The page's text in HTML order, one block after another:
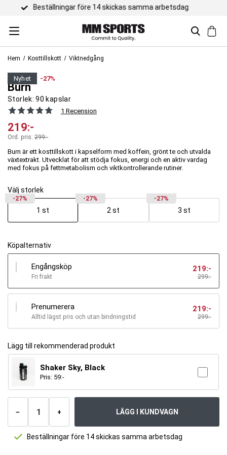
Trustpilot 4,5 / 5
Hem Kosttillskott Viktnedgång
nyhet -27%
XLNT Sports
Burn
Storlek: 90 kapslar
1 Recension
219:-
Ord. pris: 299:-
Burn är ett kosttillskott i kapselform med koffein, grönt te och utvalda
växtextrakt. Utvecklat för att stödja fokus, energi och en aktiv vardag
med fokus på fettmetabolism och viktkontrollerande rutiner.
Välj storlek
-27%
1 st
-27%
2 st
-27%
3 st
Köpalternativ
Engångsköp
Fri frakt 299:-
219:-
Prenumerera
Alltid lägst pris och utan bindningstid 299:-
219:-
Lägg till rekommenderad produkt
Shaker Sky, Black
Pris: 59:-
−
Antal
+ LÄGG I KUNDVAGN
Beställningar före 14 skickas samma arbetsdag